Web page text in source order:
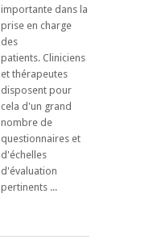
importante dans la
prise en charge
des
patients. Cliniciens
et thérapeutes
disposent pour
cela d'un grand
nombre de
questionnaires et
d'échelles
d'évaluation
pertinents ...